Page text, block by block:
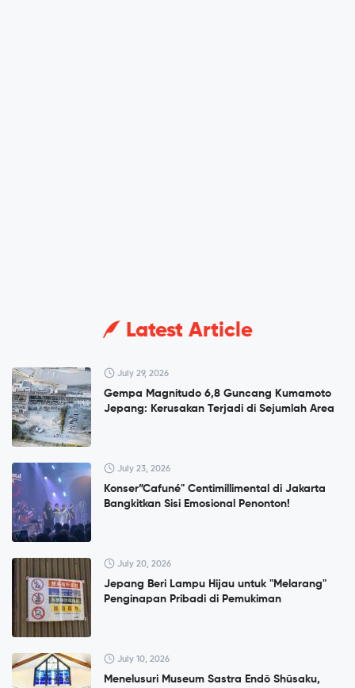
Latest Article
July 29, 2026
Gempa Magnitudo 6,8 Guncang Kumamoto
Jepang: Kerusakan Terjadi di Sejumlah Area
July 23, 2026
Konser”Cafuné" Centimillimental di Jakarta
Bangkitkan Sisi Emosional Penonton!
July 20, 2026
Jepang Beri Lampu Hijau untuk "Melarang"
Penginapan Pribadi di Pemukiman
July 10, 2026
Menelusuri Museum Sastra Endō Shūsaku,